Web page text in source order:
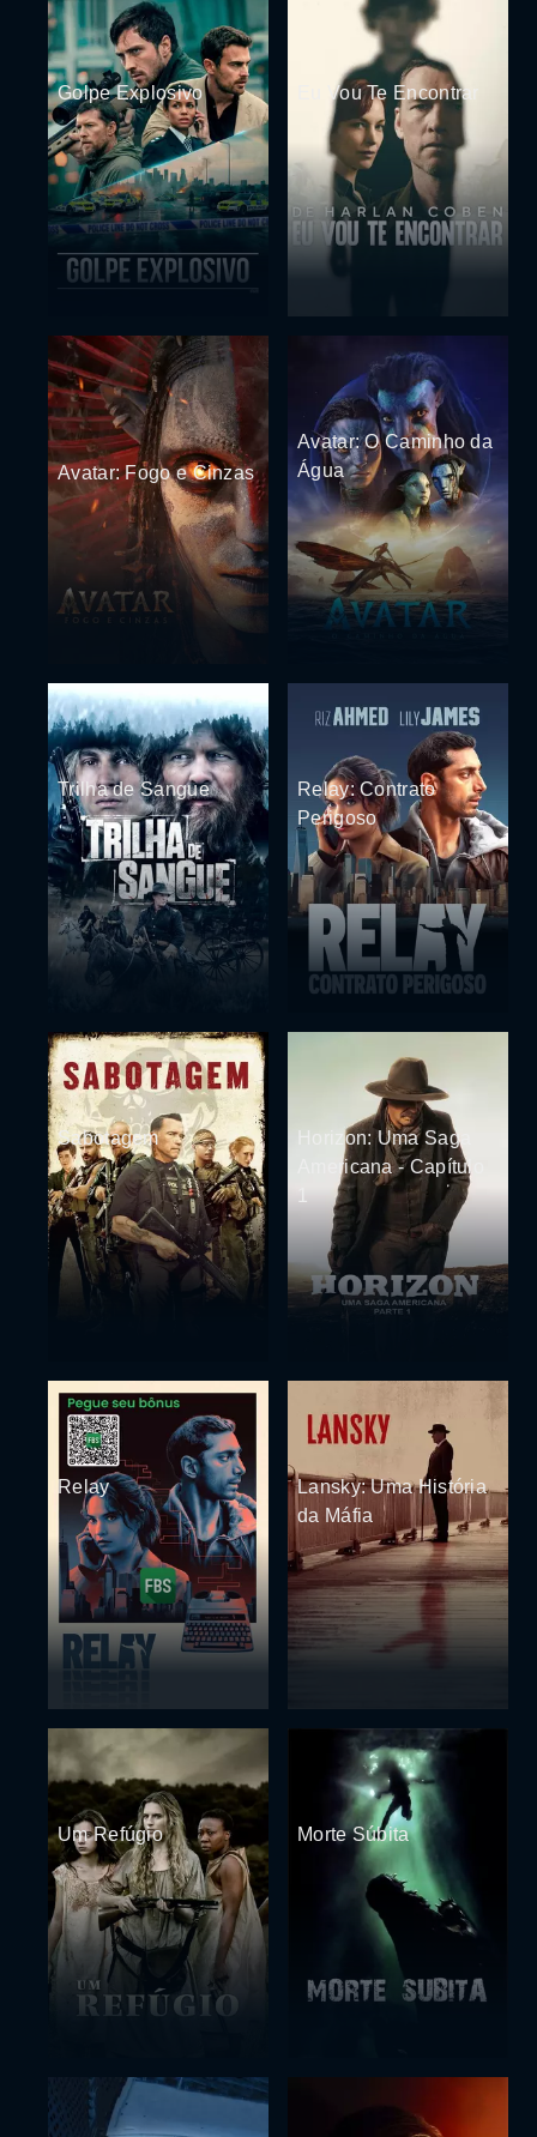
Golpe Explosivo Eu Vou Te Encontrar
Avatar: Fogo e Cinzas
Avatar: O Caminho da
Água
Trilha de Sangue
Relay: Contrato
Perigoso
Sabotagem
Horizon: Uma Saga
Americana - Capítulo
1
Relay
Lansky: Uma História
da Máfia
Um Refúgio Morte Súbita